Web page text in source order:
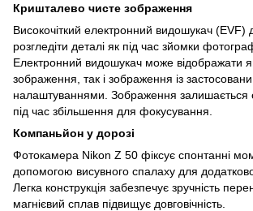
Кришталево чисте зображення
Високочіткий електронний видошукач (EVF)
розгледіти деталі як під час зйомки
Електронний видошукач може відображати
зображення, так і зображення із
налаштуваннями. Зображення залишається
під час збільшення для фокусування.
Компаньйон у дорозі
Фотокамера Nikon Z 50 фіксує спонтанні
допомогою висувного спалаху для
Легка конструкція забезпечує зручність
магнієвий сплав підвищує довговічність.